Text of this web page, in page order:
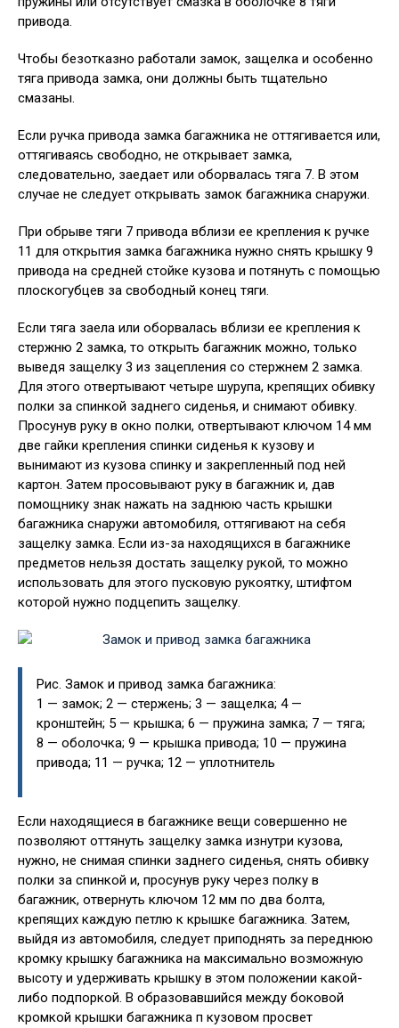
привода.
Чтобы безотказно работали замок, защелка и особенно
тяга привода замка, они должны быть тщательно
смазаны.
Если ручка привода замка багажника не оттягивается или,
оттягиваясь свободно, не открывает замка,
следовательно, заедает или оборвалась тяга 7. В этом
случае не следует открывать замок багажника снаружи.
При обрыве тяги 7 привода вблизи ее крепления к ручке
11 для открытия замка багажника нужно снять крышку 9
привода на средней стойке кузова и потянуть с помощью
плоскогубцев за свободный конец тяги.
Если тяга заела или оборвалась вблизи ее крепления к
стержню 2 замка, то открыть багажник можно, только
выведя защелку 3 из зацепления со стержнем 2 замка.
Для этого отвертывают четыре шурупа, крепящих обивку
полки за спинкой заднего сиденья, и снимают обивку.
Просунув руку в окно полки, отвертывают ключом 14 мм
две гайки крепления спинки сиденья к кузову и
вынимают из кузова спинку и закрепленный под ней
картон. Затем просовывают руку в багажник и, дав
помощнику знак нажать на заднюю часть крышки
багажника снаружи автомобиля, оттягивают на себя
защелку замка. Если из-за находящихся в багажнике
предметов нельзя достать защелку рукой, то можно
использовать для этого пусковую рукоятку, штифтом
которой нужно подцепить защелку.
Рис. Замок и привод замка багажника:
1 — замок; 2 — стержень; 3 — защелка; 4 —
кронштейн; 5 — крышка; 6 — пружина замка; 7 — тяга;
8 — оболочка; 9 — крышка привода; 10 — пружина
привода; 11 — ручка; 12 — уплотнитель
Если находящиеся в багажнике вещи совершенно не
позволяют оттянуть защелку замка изнутри кузова,
нужно, не снимая спинки заднего сиденья, снять обивку
полки за спинкой и, просунув руку через полку в
багажник, отвернуть ключом 12 мм по два болта,
крепящих каждую петлю к крышке багажника. Затем,
выйдя из автомобиля, следует приподнять за переднюю
кромку крышку багажника на максимально возможную
высоту и удерживать крышку в этом положении какой-
либо подпоркой. В образовавшийся между боковой
кромкой крышки багажника п кузовом просвет